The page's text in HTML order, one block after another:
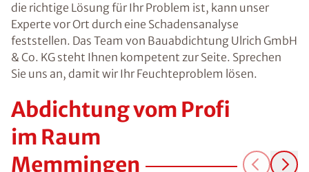
die richtige Lösung für Ihr Problem ist, kann unser
Experte vor Ort durch eine Schadensanalyse
feststellen. Das Team von Bauabdichtung Ulrich GmbH
& Co. KG steht Ihnen kompetent zur Seite. Sprechen
Sie uns an, damit wir Ihr Feuchteproblem lösen.
Abdichtung vom Profi
im Raum
Memmingen